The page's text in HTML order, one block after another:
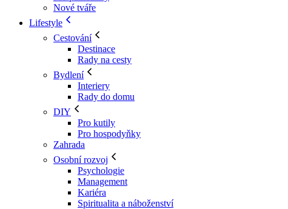
Nové tváře
Lifestyle
Cestování
Destinace
Rady na cesty
Bydlení
Interiery
Rady do domu
DIY
Pro kutily
Pro hospodyňky
Zahrada
Osobní rozvoj
Psychologie
Management
Kariéra
Spiritualita a náboženství